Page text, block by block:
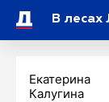
Екатерина
Калугина